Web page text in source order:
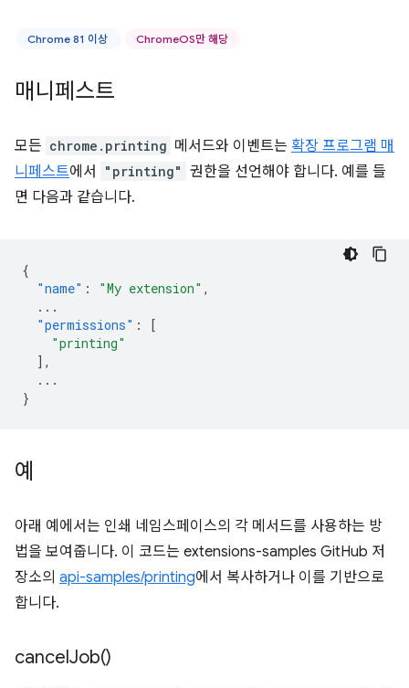
Chrome 81 이상 ChromeOS만 해당
매니페스트
모든 chrome.printing 메서드와 이벤트는 확장 프로그램 매
니페스트에서 "printing" 권한을 선언해야 합니다. 예를 들
면 다음과 같습니다.
{
"name" : "My extension" ,
...
"permissions" :
[
"printing"
],
...
}
예
아래 예에서는 인쇄 네임스페이스의 각 메서드를 사용하는 방
법을 보여줍니다. 이 코드는 extensions-samples GitHub 저
장소의 api-samples/printing에서 복사하거나 이를 기반으로
합니다.
cancelJob()